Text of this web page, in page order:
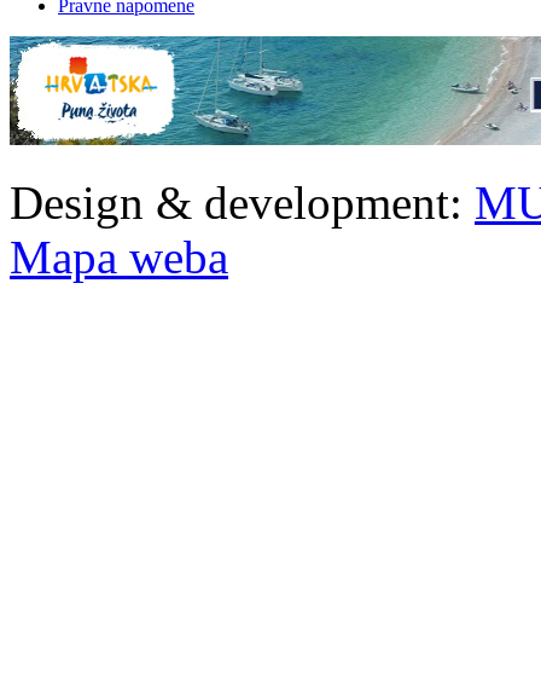
Pravne napomene
Design & development:
Mapa weba